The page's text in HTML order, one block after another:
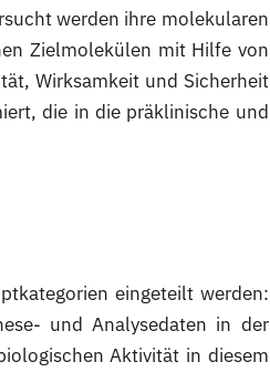
werden ihre molekularen
Zielmolekülen mit Hilfe von
Wirksamkeit und Sicherheit
die in die präklinische und
eingeteilt werden:
und Analysedaten in der
Aktivität in diesem